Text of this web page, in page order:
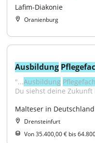
Lafim-Diakonie
Oranienburg
Ausbildung
"...Ausbildung
Du siehst deine
Malteser in Deutschland
Drensteinfurt
Von 35.400,00 € bis